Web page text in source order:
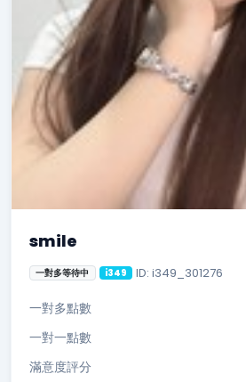
smile
一對多等待中 i349 ID: i349_301276
一對多點數
一對一點數
滿意度評分